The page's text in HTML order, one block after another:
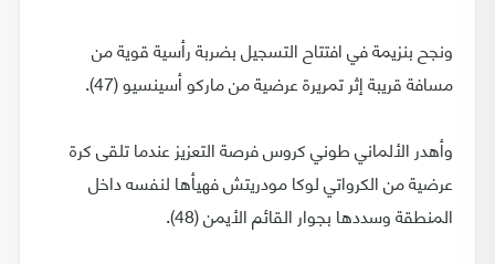
ونجح بنزيمة في افتتاح التسجيل بضربة رأسية قوية من
مسافة قريبة إثر تمريرة عرضية من ماركو أسينسيو (47).
وأهدر الألماني طوني كروس فرصة التعزيز عندما تلقى كرة
عرضية من الكرواتي لوكا مودريتش فهيأها لنفسه داخل
المنطقة وسددها بجوار القائم الأيمن (48).